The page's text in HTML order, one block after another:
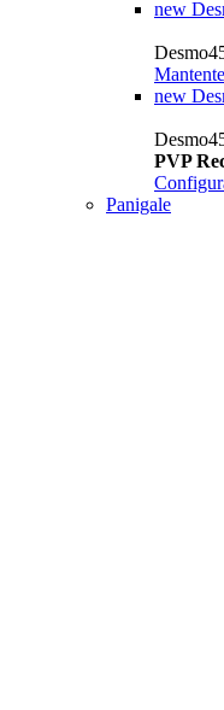
new
new
PVP
Panigale